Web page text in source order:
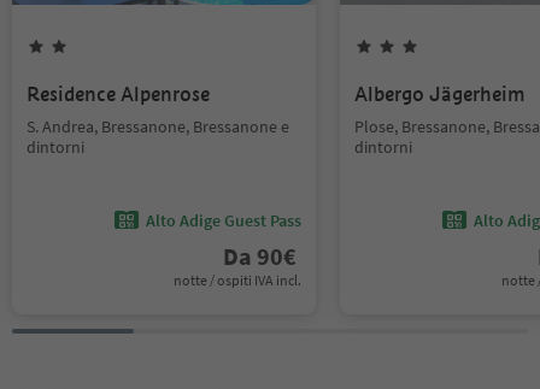
Residence Alpenrose
S. Andrea, Bressanone, Bressanone e
dintorni
Alto Adige Guest Pass
Da 90€
notte / ospiti IVA incl.
Albergo Jägerheim
Plose, Bressanone,
dintorni
Alto
notte